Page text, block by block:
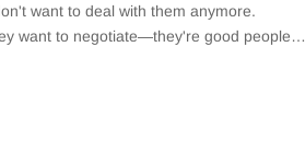
want to deal with them anymore.
want to negotiate—they're good people…